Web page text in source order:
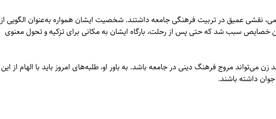
نقشی عمیق در تربیت فرهنگی جامعه داشتند. شخصیت ایشان همواره به‌عنوان الگویی از
سبب شد که حتی پس از رحلت، بارگاه ایشان به مکانی برای تزکیه و تحول معنوی
مروج فرهنگ دینی در جامعه باشد. به باور او، طلبه‌های امروز باید با الهام از این
داشته باشند.